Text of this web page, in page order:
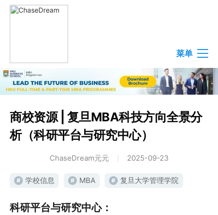
菜单
商校资源 | 复旦MBA科技方向全景分
析（科研平台与研究中心）
ChaseDream元元 2025-09-23
# 学校信息 # MBA # 复旦大学管理学院
科研平台与研究中心：